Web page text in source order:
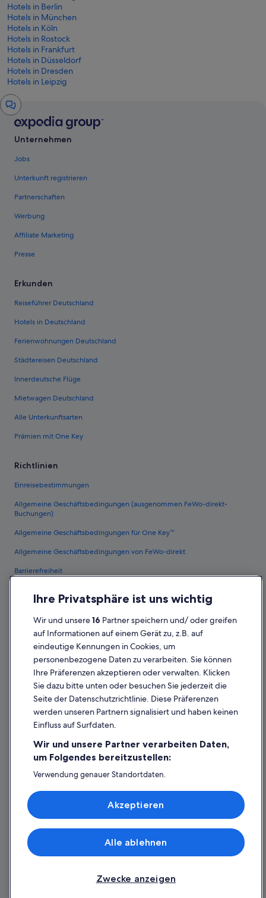
Hotels in Berlin
Hotels in München
Hotels in Köln
Hotels in Rostock
Hotels in Frankfurt
Hotels in Düsseldorf
Hotels in Dresden
Hotels in Leipzig
Chat-
Fenster
Unternehmen
Jobs
Unterkunft registrieren
Partnerschaften
Werbung
Affiliate Marketing
Presse
Erkunden
Reiseführer Deutschland
Hotels in Deutschland
Ferienwohnungen Deutschland
Städtereisen Deutschland
Innerdeutsche Flüge
Mietwagen Deutschland
Alle Unterkunftsarten
Prämien mit One Key
Richtlinien
Einreisebestimmungen
Allgemeine Geschäftsbedingungen (ausgenommen FeWo-direkt-
Buchungen)
Allgemeine Geschäftsbedingungen für One Key™
Allgemeine Geschäftsbedingungen von FeWo-direkt
Barrierefreiheit
Inhaltsrichtlinien und Melden von Inhalten
Flug stornieren
Rückerstattungsdauer
Expedia-Gutschein einlösen
Internationale Reisedokumente
© 2026 Expedia, Inc., ein Unternehmen der Expedia Group. Alle Rechte
vorbehalten. Expedia und das Expedia-Logo sind Handelsmarken oder
Ihre Privatsphäre ist uns wichtig
Wir und unsere16 Partner speichern und/ oder greifen
auf Informationen auf einem Gerät zu, z.B. auf
eindeutige Kennungen in Cookies, um
personenbezogene Daten zu verarbeiten. Sie können
Ihre Präferenzen akzeptieren oder verwalten. Klicken
Sie dazu bitte unten oder besuchen Sie jederzeit die
Seite der Datenschutzrichtlinie. Diese Präferenzen
werden unseren Partnern signalisiert und haben keinen
Einfluss auf Surfdaten.
Wir und unsere Partner verarbeiten Daten,
um Folgendes bereitzustellen:
Verwendung genauer Standortdaten.
Speichern von oder Zugriff auf Informationen auf einem
Endgerät. Personalisierte Werbung und Inhalte, Messung
von Werbeleistung und der Performance von Inhalten,
Liste der Partner (Lieferanten)
Zwecke anzeigen
Alle ablehnen
Akzeptieren